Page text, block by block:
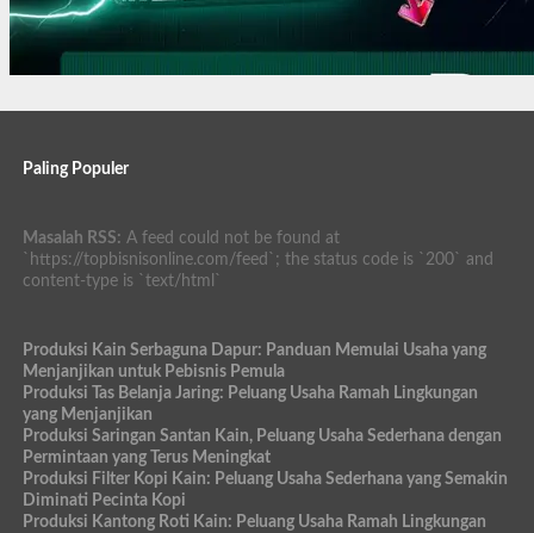
Paling Populer
Masalah RSS: A feed could not be found at
`https://topbisnisonline.com/feed`; the status code is `200` and
content-type is `text/html`
Produksi Kain Serbaguna Dapur: Panduan Memulai Usaha yang
Menjanjikan untuk Pebisnis Pemula
Produksi Tas Belanja Jaring: Peluang Usaha Ramah Lingkungan
yang Menjanjikan
Produksi Saringan Santan Kain, Peluang Usaha Sederhana dengan
Permintaan yang Terus Meningkat
Produksi Filter Kopi Kain: Peluang Usaha Sederhana yang Semakin
Diminati Pecinta Kopi
Produksi Kantong Roti Kain: Peluang Usaha Ramah Lingkungan